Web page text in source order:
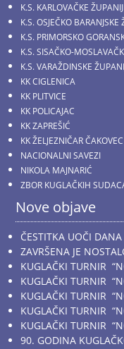
K.S. KARLOVAČKE
K.S. OSJEČKO BARANJSKE
K.S. PRIMORSKO
K.S. SISAČKO-
K.S. VARAŽDINSKE
KK CIGLENICA
KK PLITVICE
KK POLICAJAC
KK ZAPREŠIĆ
KK ŽELJEZNIČAR ČAKOVEC
NACIONALNI SAVEZI
NIKOLA MAJNARIĆ
ZBOR KUGLAČKIH
Nove objave
ČESTITKA UOČI DANA
ZAVRŠENA JE
KUGLAČKI TURNIR
KUGLAČKI TURNIR
KUGLAČKI TURNIR
KUGLAČKI TURNIR
KUGLAČKI TURNIR
90. GODINA